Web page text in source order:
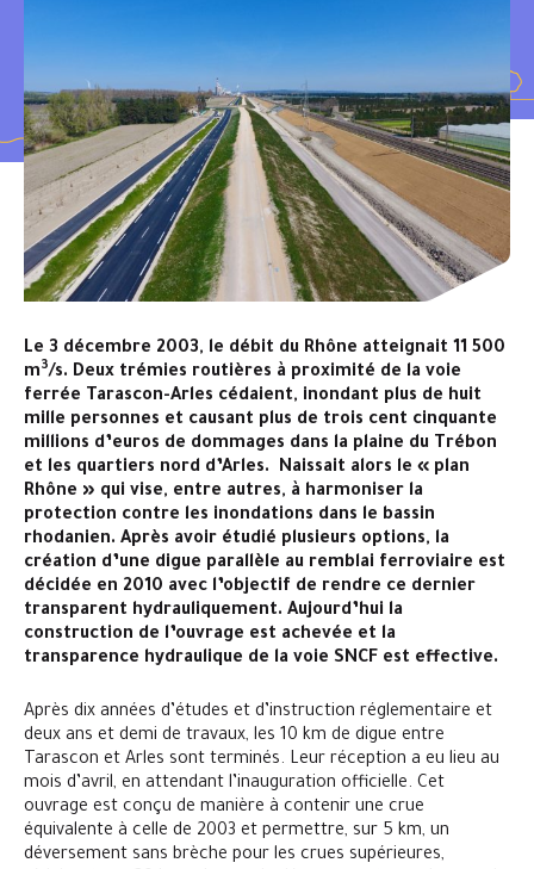
Le 3 décembre 2003, le débit du Rhône atteignait 11 500
m3/s. Deux trémies routières à proximité de la voie
ferrée Tarascon-Arles cédaient, inondant plus de huit
mille personnes et causant plus de trois cent cinquante
millions d’euros de dommages dans la plaine du Trébon
et les quartiers nord d’Arles. Naissait alors le « plan
Rhône » qui vise, entre autres, à harmoniser la
protection contre les inondations dans le bassin
rhodanien. Après avoir étudié plusieurs options, la
création d’une digue parallèle au remblai ferroviaire est
décidée en 2010 avec l’objectif de rendre ce dernier
transparent hydrauliquement. Aujourd’hui la
construction de l’ouvrage est achevée et la
transparence hydraulique de la voie SNCF est effective.
Après dix années d’études et d’instruction réglementaire et
deux ans et demi de travaux, les 10 km de digue entre
Tarascon et Arles sont terminés. Leur réception a eu lieu au
mois d’avril, en attendant l’inauguration officielle. Cet
ouvrage est conçu de manière à contenir une crue
équivalente à celle de 2003 et permettre, sur 5 km, un
déversement sans brèche pour les crues supérieures,